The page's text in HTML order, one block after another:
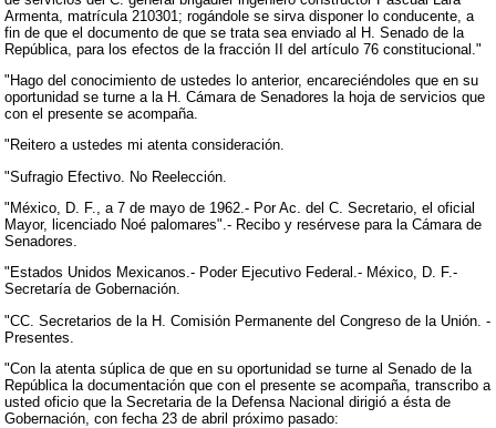
Armenta, matrícula 210301; rogándole se sirva disponer lo conducente, a
fin de que el documento de que se trata sea enviado al H. Senado de la
República, para los efectos de la fracción II del artículo 76 constitucional."
"Hago del conocimiento de ustedes lo anterior, encareciéndoles que en su
oportunidad se turne a la H. Cámara de Senadores la hoja de servicios que
con el presente se acompaña.
"Reitero a ustedes mi atenta consideración.
"Sufragio Efectivo. No Reelección.
"México, D. F., a 7 de mayo de 1962.- Por Ac. del C. Secretario, el oficial
Mayor, licenciado Noé palomares".- Recibo y resérvese para la Cámara de
Senadores.
"Estados Unidos Mexicanos.- Poder Ejecutivo Federal.- México, D. F.-
Secretaría de Gobernación.
"CC. Secretarios de la H. Comisión Permanente del Congreso de la Unión. -
Presentes.
"Con la atenta súplica de que en su oportunidad se turne al Senado de la
República la documentación que con el presente se acompaña, transcribo a
usted oficio que la Secretaria de la Defensa Nacional dirigió a ésta de
Gobernación, con fecha 23 de abril próximo pasado: